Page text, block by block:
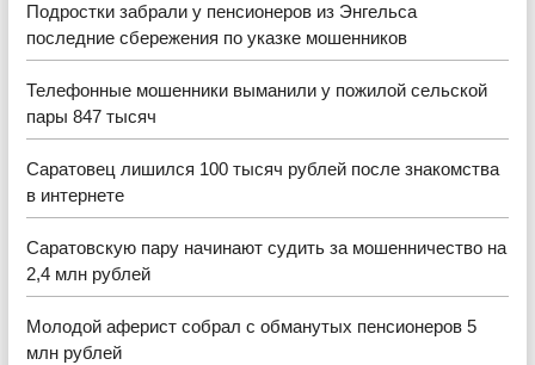
Подростки забрали у пенсионеров из Энгельса
последние сбережения по указке мошенников
Телефонные мошенники выманили у пожилой сельской
пары 847 тысяч
Саратовец лишился 100 тысяч рублей после знакомства
в интернете
Саратовскую пару начинают судить за мошенничество на
2,4 млн рублей
Молодой аферист собрал с обманутых пенсионеров 5
млн рублей